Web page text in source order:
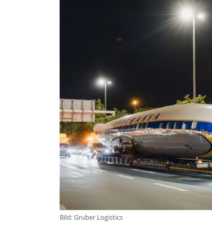
Bild: Gruber Logistics